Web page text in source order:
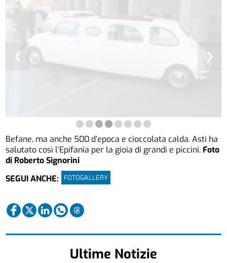
❮ ❯
Befane, ma anche 500 d’epoca e cioccolata calda. Asti ha
salutato così l’Epifania per la gioia di grandi e piccini. Foto
di Roberto Signorini
SEGUI ANCHE:
FOTOGALLERY
Ultime Notizie